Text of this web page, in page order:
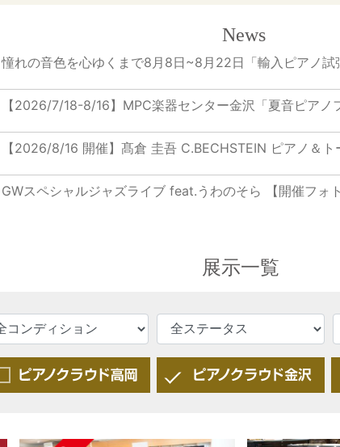
News
憧れの音色を心ゆくまで8月8日~8月22日「輸入ピアノ試
【2026/7/18-8/16】MPC楽器センター金沢「夏音ピアノ
【2026/8/16 開催】髙倉 圭吾 C.BECHSTEIN ピアノ＆
GWスペシャルジャズライブ feat.うわのそら 【開催フォ